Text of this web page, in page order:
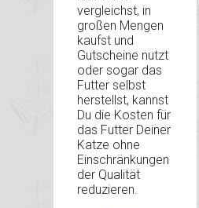
vergleichst, in
großen Mengen
kaufst und
Gutscheine nutzt
oder sogar das
Futter selbst
herstellst, kannst
Du die Kosten für
das Futter Deiner
Katze ohne
Einschränkungen
der Qualität
reduzieren.